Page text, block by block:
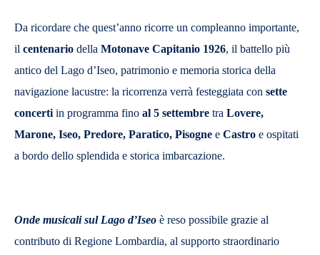
Da ricordare che quest’anno ricorre un compleanno importante,
il centenario della Motonave Capitanio 1926, il battello più
antico del Lago d’Iseo, patrimonio e memoria storica della
navigazione lacustre: la ricorrenza verrà festeggiata con sette
concerti in programma fino al 5 settembre tra Lovere,
Marone, Iseo, Predore, Paratico, Pisogne e Castro e ospitati
a bordo dello splendida e storica imbarcazione.
Onde musicali sul Lago d’Iseo è reso possibile grazie al
contributo di Regione Lombardia, al supporto straordinario